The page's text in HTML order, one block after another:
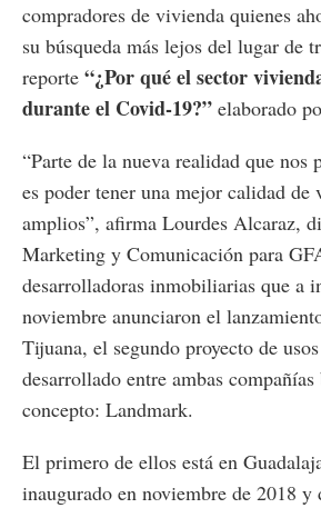
compradores de vivienda quienes
su búsqueda más lejos del lugar de
reporte “¿Por qué el sector
durante el Covid-19?” elaborado
“Parte de la nueva realidad que nos
es poder tener una mejor calidad de
amplios”, afirma Lourdes Alcaraz,
Marketing y Comunicación para
desarrolladoras inmobiliarias que a
noviembre anunciaron el
Tijuana, el segundo proyecto de
desarrollado entre ambas
concepto: Landmark.
El primero de ellos está en
inaugurado en noviembre de 2018 y